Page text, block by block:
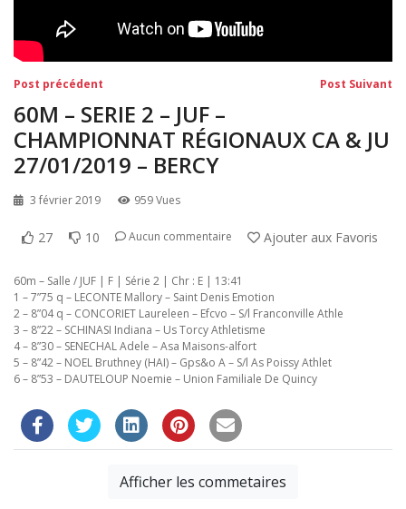
Eaubonne 2019
Navigation
de
l’article
Post précédent Post Suivant
60M – SERIE 2 – JUF –
CHAMPIONNAT RÉGIONAUX CA & JU
27/01/2019 – BERCY
3 février 2019 959 Vues
27 10 Aucun commentaire Ajouter aux Favoris
60m – Salle / JUF | F | Série 2 | Chr : E | 13:41
1 – 7”75 q – LECONTE Mallory – Saint Denis Emotion
2 – 8”04 q – CONCORIET Laureleen – Efcvo – S/l Franconville Athle
3 – 8”22 – SCHINASI Indiana – Us Torcy Athletisme
4 – 8”30 – SENECHAL Adele – Asa Maisons-alfort
5 – 8”42 – NOEL Bruthney (HAI) – Gps&o A – S/l As Poissy Athlet
6 – 8”53 – DAUTELOUP Noemie – Union Familiale De Quincy
Afficher les commetaires